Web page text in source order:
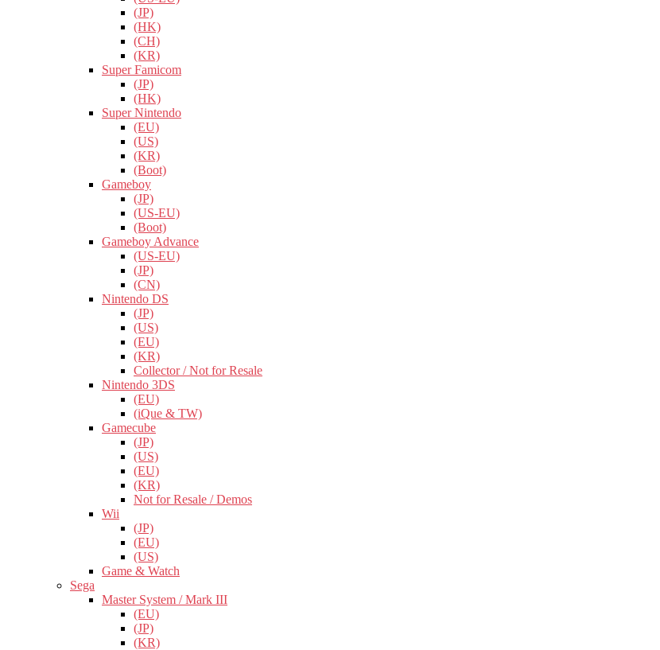
(JP)
(HK)
(CH)
(KR)
Super Famicom
(JP)
(HK)
Super Nintendo
(EU)
(US)
(KR)
(Boot)
Gameboy
(JP)
(US-EU)
(Boot)
Gameboy Advance
(US-EU)
(JP)
(CN)
Nintendo DS
(JP)
(US)
(EU)
(KR)
Collector / Not for Resale
Nintendo 3DS
(EU)
(iQue & TW)
Gamecube
(JP)
(US)
(EU)
(KR)
Not for Resale / Demos
Wii
(JP)
(EU)
(US)
Game & Watch
Sega
Master System / Mark III
(EU)
(JP)
(KR)